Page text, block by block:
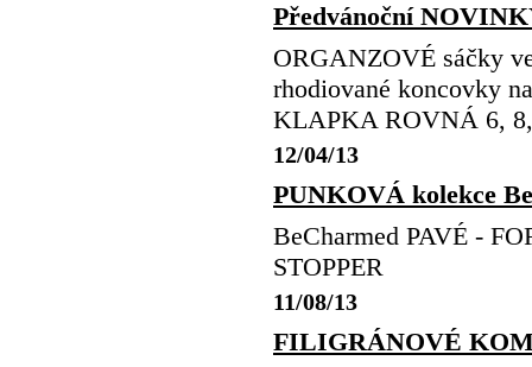
Předvánoční
ORGANZOVÉ sáčky
rhodiované koncovky
KLAPKA ROVNÁ
12/04/13
PUNKOVÁ kolekce
BeCharmed PAVÉ -
STOPPER
11/08/13
FILIGRÁNOVÉ